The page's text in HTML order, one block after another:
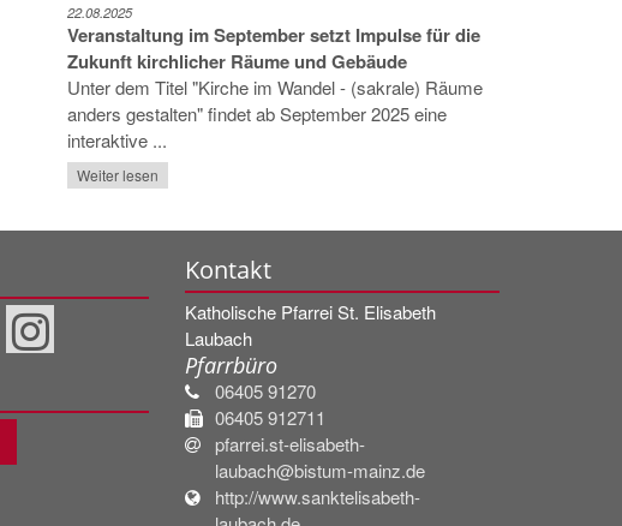
22.08.2025
Veranstaltung im September setzt Impulse für die
Zukunft kirchlicher Räume und Gebäude
Unter dem Titel "Kirche im Wandel - (sakrale) Räume
anders gestalten" findet ab September 2025 eine
interaktive ...
Weiter lesen
Kontakt
Katholische Pfarrei St. Elisabeth
Laubach
Pfarrbüro
06405 91270
06405 912711
pfarrei.st-elisabeth-
laubach@bistum-mainz.de
http://www.sanktelisabeth-